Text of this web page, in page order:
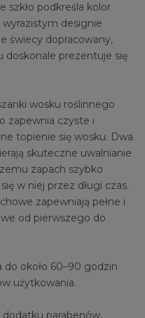
szkło podkreśla kolor
designie
świecy dopracowany,
doskonale prezentuje się
wosku roślinnego
zapewnia czyste i
topienie się wosku. Dwa
skuteczne uwalnianie
zapach szybko
w niej przez długi czas.
zapewniają pełne i
od pierwszego do
do około 60–90 godzin
użytkowania.
parabenów,